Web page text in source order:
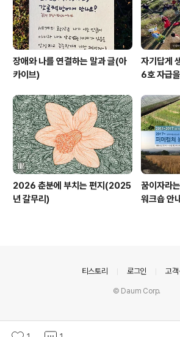
장애와 나를 연결하는 말과 글(아
카이브)
자기답게
6호 자급
2026 춘분에 부치는 편지(2025
년 갈무리)
꿈이자라
워크숍 안내
티스토리 로그인 고객
© Daum Corp.